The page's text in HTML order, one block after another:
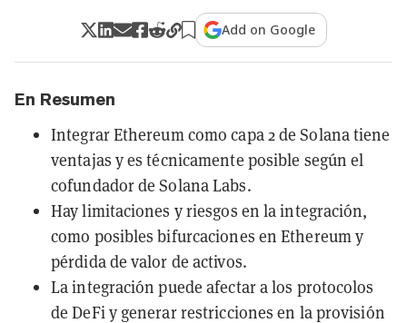
Add on Google
En Resumen
Integrar Ethereum como capa 2 de Solana tiene
ventajas y es técnicamente posible según el
cofundador de Solana Labs.
Hay limitaciones y riesgos en la integración,
como posibles bifurcaciones en Ethereum y
pérdida de valor de activos.
La integración puede afectar a los protocolos
de DeFi y generar restricciones en la provisión